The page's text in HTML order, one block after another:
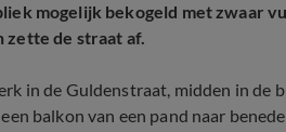
mogelijk bekogeld met zwaar
zette de straat af.
in de Guldenstraat, midden in de
balkon van een pand naar